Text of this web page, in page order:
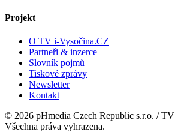
Projekt
O TV i-Vysočina.CZ
Partneři & inzerce
Slovník pojmů
Tiskové zprávy
Newsletter
Kontakt
© 2026 pHmedia Czech Republic s.r.o. /
Všechna práva vyhrazena.